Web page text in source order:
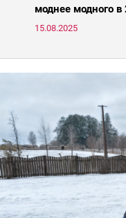
моднее модного
носить, а что нет
15.08.2025